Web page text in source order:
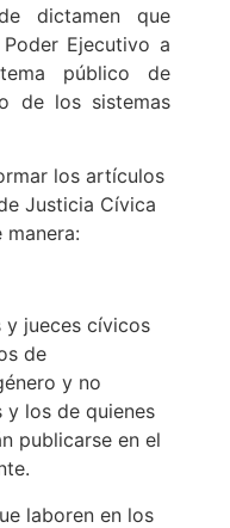
dictamen que
Ejecutivo a
público de
de los sistemas
los artículos
Justicia Cívica
y jueces cívicos
de
y no
y los de quienes
publicarse en el
laboren en los